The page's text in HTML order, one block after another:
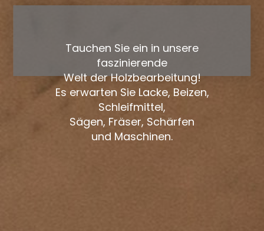
Tauchen Sie ein in unsere
faszinierende
Welt der Holzbearbeitung!
Es erwarten Sie Lacke, Beizen,
Schleifmittel,
Sägen, Fräser, Schärfen
und Maschinen.